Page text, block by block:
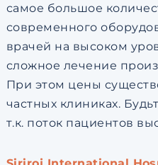
самое большое
современного
врачей на высоком
сложное лечение
При этом цены
частных клиниках.
т.к. поток пациентов